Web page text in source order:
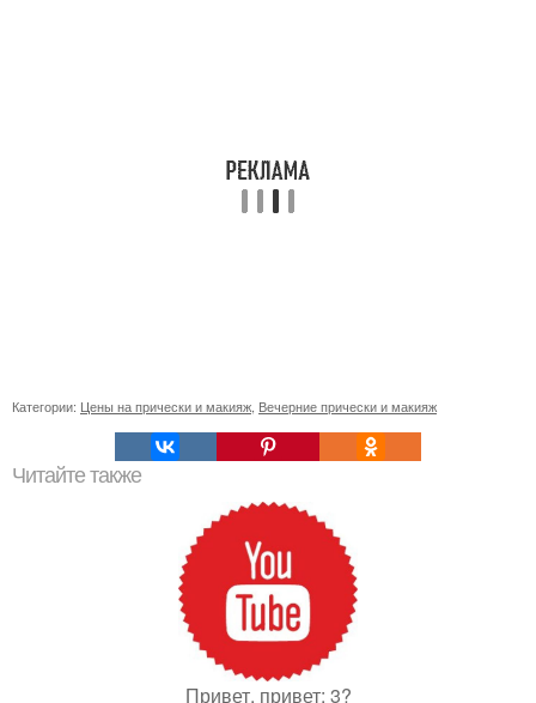
Категории: Цены на прически и макияж Вечерние прически и макияж
Читайте также
Привет, привет: 3?